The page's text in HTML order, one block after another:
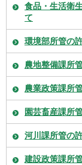
食品・生活衛
て
環境部所管の
農地整備課所
農業政策課所
園芸畜産課所
河川課所管の
建設政策課所